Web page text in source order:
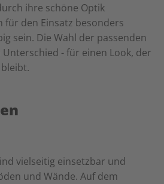
ihre schöne Optik
für den Einsatz besonders
sein. Die Wahl der passenden
- für einen Look, der
vielseitig einsetzbar und
und Wände. Auf dem